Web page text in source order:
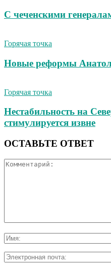
С чеченскими
Горячая точка
Новые реформы
Горячая точка
Нестабильность на
стимулируется извне
ОСТАВЬТЕ ОТВЕТ